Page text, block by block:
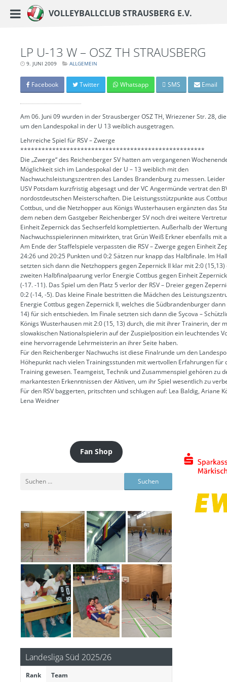
https://www.vc-strausberg.de/wp-content/themes/siehste/images/
Zum
Volleyballclub Strausberg e.V.
Haupt-Menü
LP U-13 W – OSZ TH STRAUSBERG
9. JUNI 2009LETZTE
15.
2024
-
UHR
ALLGEMEIN
Facebook Twitter Whatsapp SMS Email
Am 06. Juni 09 wurden in der Strausberger OSZ TH, Wriezener Str. 28,
um den Landespokal in der U 13 weiblich ausgetragen.
Lehrreiche Spiel für RSV – Zwerge
****************************************************
Die „Zwerge“ des Reichenberger SV hatten am vergangenen
Möglichkeit sich im Landespokal der U – 13 weiblich mit den
Nachwuchsleistungszentren des Landes Brandenburg zu messen.
USV Potsdam kurzfristig abgesagt und der VC Angermünde vertrat den
nordostdeutschen Meisterschaften. Die Leistungsstützpunkte aus
Cottbus, und die Netzhopper aus Königs Wusterhausen ergänzten das
dem neben dem Gastgeber Reichenberger SV noch drei weitere
Einheit Zepernick das Sechserfeld komplettierten. Außerhalb der
Nachwuchsspielerinnen mitwirkten, trat Grün Weiß Erkner ebenfalls mit
Am Ende der Staffelspiele verpassten die RSV – Zwerge gegen Einheit
24:26 und 20:25 Punkten und 0:2 Sätzen nur knapp das Halbfinale. Im
setzten sich dann die Netzhoppers gegen Zepernick II klar mit 2:0
zweiten Halbfinalpaarung verlor Energie Cottbus gegen Einheit
(-17. -11). Das Spiel um den Platz 5 verlor der RSV – Dreier gegen
0:2 (-14, -5). Das kleine Finale bestritten die Mädchen des
Energie Cottbus gegen Zepernick II, welches die Südbrandenburger
14) für sich entschieden. Im Finale setzten sich dann die Sycova –
Königs Wusterhausen mit 2:0 (15, 13) durch, die mit ihrer Trainerin, der
slowakischen Nationalspielerin auf der Zuspielposition ein leuchtendes
eine hervorragende Lehrmeisterin an ihrer Seite haben.
Für den Reichenberger Nachwuchs ist diese Finalrunde um den
Höhepunkt nach vielen Trainingsstunden mit wertvollen Erfahrungen für
Training gewesen. Teamgeist, Technik und Zusammenspiel gehören zu
markantesten Erkenntnissen der Aktiven, um ihr Spiel wesentlich zu
Für den RSV baggerten, pritschten und schlugen auf: Lea Baldig, Ariane
Lena Weidner
Fan Shop
Suchen
Landesliga Süd 2025/26
Rank Team